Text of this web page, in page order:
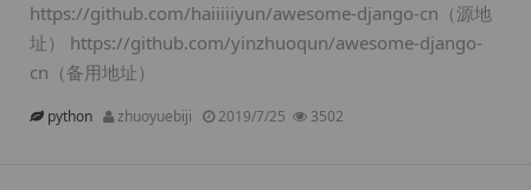
https://github.com/haiiiiiyun/awesome-django-cn（源地
址） https://github.com/yinzhuoqun/awesome-django-
cn（备用地址）
python zhuoyuebiji 2019/7/25 3502